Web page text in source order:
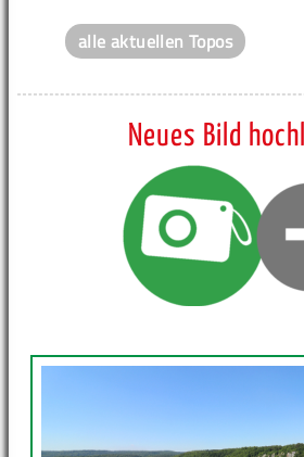
alle aktuellen Topos
Neues Bild